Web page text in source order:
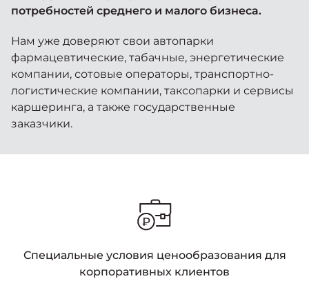
Москвич 6
Яркий динамичный седан
Москвич 3 с ручным
управлением (РУ)
от 2 069 000 ₽*
Москвич 8
Практичный семиместный
кроссовер
Кредитные программы
Спецпредложения
Помощь на дорогах
Моторное масло
КОНТАКТЫ
потребностей среднего и малого бизнеса.
Нам уже доверяют свои автопарки
фармацевтические, табачные, энергетические
компании, сотовые операторы, транспортно-
логистические компании, таксопарки и сервисы
каршеринга, а также государственные
заказчики.
Специальные условия ценообразования для
корпоративных клиентов